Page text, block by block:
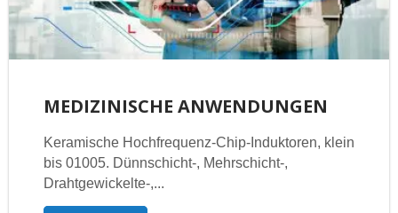
MEDIZINISCHE ANWENDUNGEN
Keramische Hochfrequenz-Chip-Induktoren, klein
bis 01005. Dünnschicht-, Mehrschicht-,
Drahtgewickelte-,...